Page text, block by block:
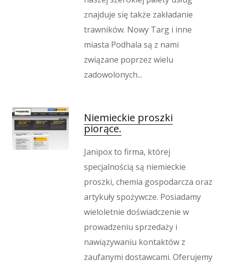
Hotele i Noclegi
Podróże
Wypoczynek
Kondycja
Dietetyka, Odchudzanie
Salony Kosmetyczne
Sprzęt Medyczny
Oprogramowanie
Strony Internetowe
Kontakt
znajduje się także zakładanie
trawników. Nowy Targ i inne
miasta Podhala są z nami
związane poprzez wielu
zadowolonych...
Niemieckie proszki
piorące.
Janipox to firma, której
specjalnością są niemieckie
proszki, chemia gospodarcza oraz
artykuły spożywcze. Posiadamy
wieloletnie doświadczenie w
prowadzeniu sprzedaży i
nawiązywaniu kontaktów z
zaufanymi dostawcami. Oferujemy